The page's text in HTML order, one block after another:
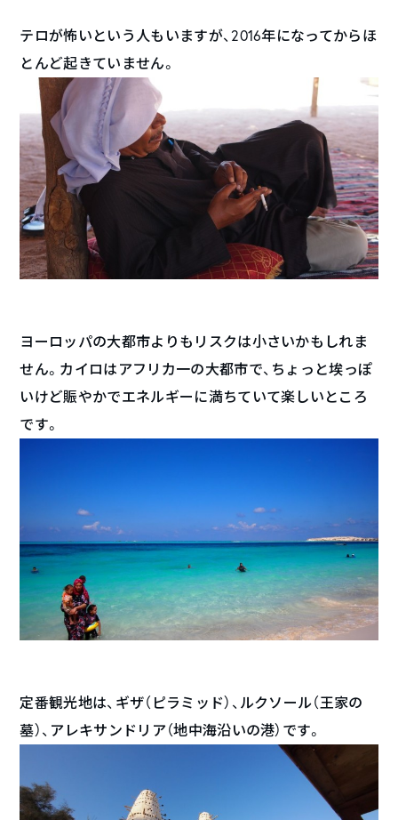
テロが怖いという人もいますが、2016年になってからほ
とんど起きていません。
ヨーロッパの大都市よりもリスクは小さいかもしれま
せん。カイロはアフリカ一の大都市で、ちょっと埃っぽ
いけど賑やかでエネルギーに満ちていて楽しいところ
です。
定番観光地は、ギザ（ピラミッド）、ルクソール（王家の
墓）、アレキサンドリア（地中海沿いの港）です。